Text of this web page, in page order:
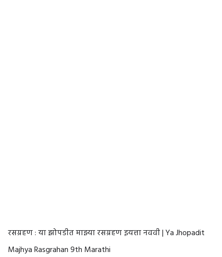
रसग्रहण : या झोपडीत माझ्या रसग्रहण इयत्ता नववी | Ya Jhopadit
Majhya Rasgrahan 9th Marathi